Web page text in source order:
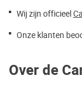
Wij zijn officieel
Onze klanten
Over de